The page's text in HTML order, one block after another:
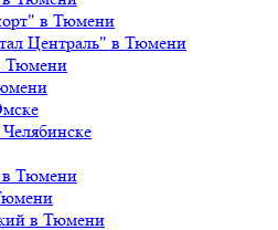
в Тюмени
Централь" в Тюмени
Тюмени
Тюмени
в Тюмени